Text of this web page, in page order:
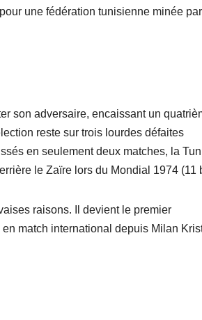
une fédération tunisienne minée
son adversaire, encaissant un
reste sur trois lourdes défaites
en seulement deux matches, la
le Zaïre lors du Mondial 1974 (11
raisons. Il devient le premier
match international depuis Milan